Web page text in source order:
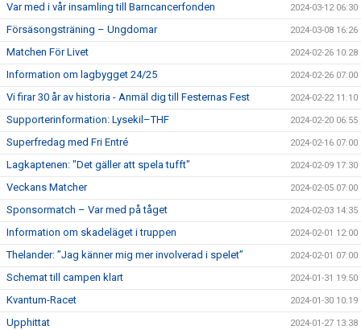
Var med i vår insamling till Barncancerfonden 2024-03-12 06:30
Försäsongsträning – Ungdomar 2024-03-08 16:26
Matchen För Livet 2024-02-26 10:28
Information om lagbygget 24/25 2024-02-26 07:00
Vi firar 30 år av historia - Anmäl dig till Festernas Fest 2024-02-22 11:10
Supporterinformation: Lysekil–THF 2024-02-20 06:55
Superfredag med Fri Entré 2024-02-16 07:00
Lagkaptenen: "Det gäller att spela tufft" 2024-02-09 17:30
Veckans Matcher 2024-02-05 07:00
Sponsormatch – Var med på tåget 2024-02-03 14:35
Information om skadeläget i truppen 2024-02-01 12:00
Thelander: ”Jag känner mig mer involverad i spelet” 2024-02-01 07:00
Schemat till campen klart 2024-01-31 19:50
Kvantum-Racet 2024-01-30 10:19
Upphittat 2024-01-27 13:38